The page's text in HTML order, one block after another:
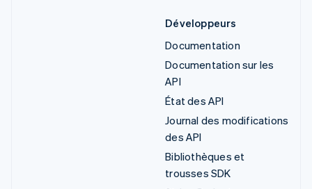
Développeurs
Documentation
Documentation sur les
API
État des API
Journal des modifications
des API
Bibliothèques et
trousses SDK